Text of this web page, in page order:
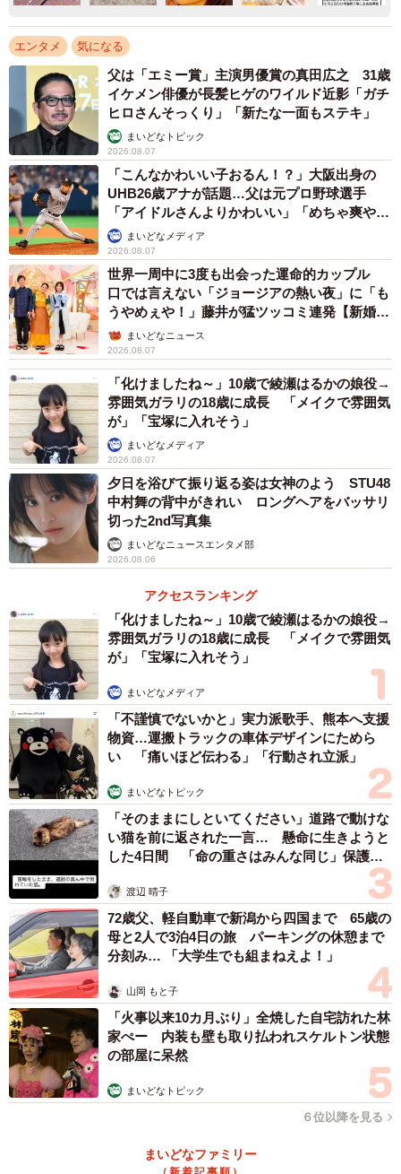
エンタメ 気になる
父は「エミー賞」主演男優賞の真田広之 31歳
イケメン俳優が長髪ヒゲのワイルド近影「ガチ
ヒロさんそっくり」「新たな一面もステキ」
まいどなトピック
2026.08.07
「こんなかわいい子おるん！？」大阪出身の
UHB26歳アナが話題…父は元プロ野球選手
「アイドルさんよりかわいい」「めちゃ爽や
か」まいどなメディア
2026.08.07
世界一周中に3度も出会った運命的カップル
口では言えない「ジョージアの熱い夜」に「も
うやめぇや！」藤井が猛ツッコミ連発【新婚さ
ん】まいどなニュース
2026.08.07
「化けましたね～」10歳で綾瀬はるかの娘役→
雰囲気ガラリの18歳に成長 「メイクで雰囲気
が」「宝塚に入れそう」
まいどなメディア
2026.08.07
夕日を浴びて振り返る姿は女神のよう STU48
中村舞の背中がきれい ロングヘアをバッサリ
切った2nd写真集
まいどなニュースエンタメ部
2026.08.06
アクセスランキング
「化けましたね～」10歳で綾瀬はるかの娘役→
雰囲気ガラリの18歳に成長 「メイクで雰囲気
が」「宝塚に入れそう」
まいどなメディア
「不謹慎でないかと」実力派歌手、熊本へ支援
物資…運搬トラックの車体デザインにためら
い 「痛いほど伝わる」「行動され立派」
まいどなトピック
「そのままにしといてください」道路で動けな
い猫を前に返された一言… 懸命に生きようと
した4日間 「命の重さはみんな同じ」保護団
渡辺 晴子
72歳父、軽自動車で新潟から四国まで 65歳の
母と2人で3泊4日の旅 パーキングの休憩まで
分刻み… 「大学生でも組まねえよ！」
山岡 もと子
「火事以来10カ月ぶり」全焼した自宅訪れた林
家ぺー 内装も壁も取り払われスケルトン状態
の部屋に呆然
まいどなトピック
６位以降を見る
まいどなファミリー